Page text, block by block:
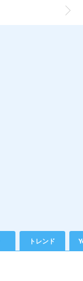
トレンド